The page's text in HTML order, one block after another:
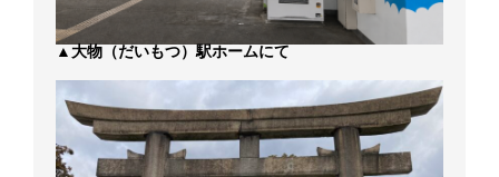
▲大物（だいもつ）駅ホームにて